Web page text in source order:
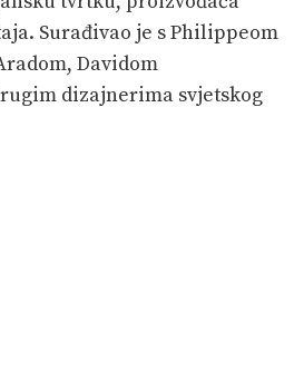
Surađivao je s Philippeom
Davidom
dizajnerima svjetskog